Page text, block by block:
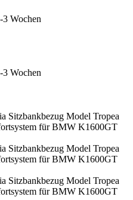
3 Wochen
3 Wochen